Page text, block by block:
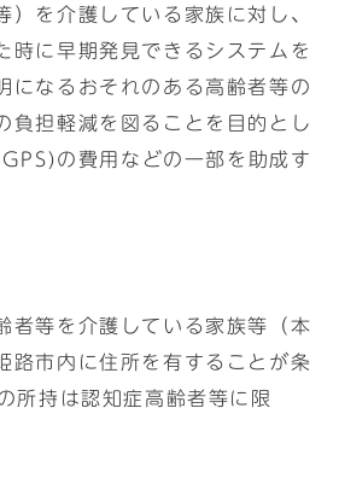
）を介護している家族に対し、
時に早期発見できるシステムを
になるおそれのある高齢者等の
負担軽減を図ることを目的とし
の費用などの一部を助成す
者等を介護している家族等（本
路市内に住所を有することが条
持は認知症高齢者等に限